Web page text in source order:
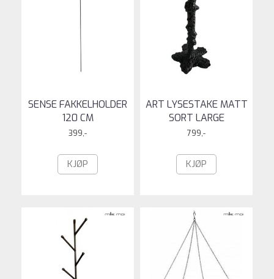
SENSE FAKKELHOLDER
120 CM
399,-
KJØP
ART LYSESTAKE MATT
SORT LARGE
799,-
KJØP